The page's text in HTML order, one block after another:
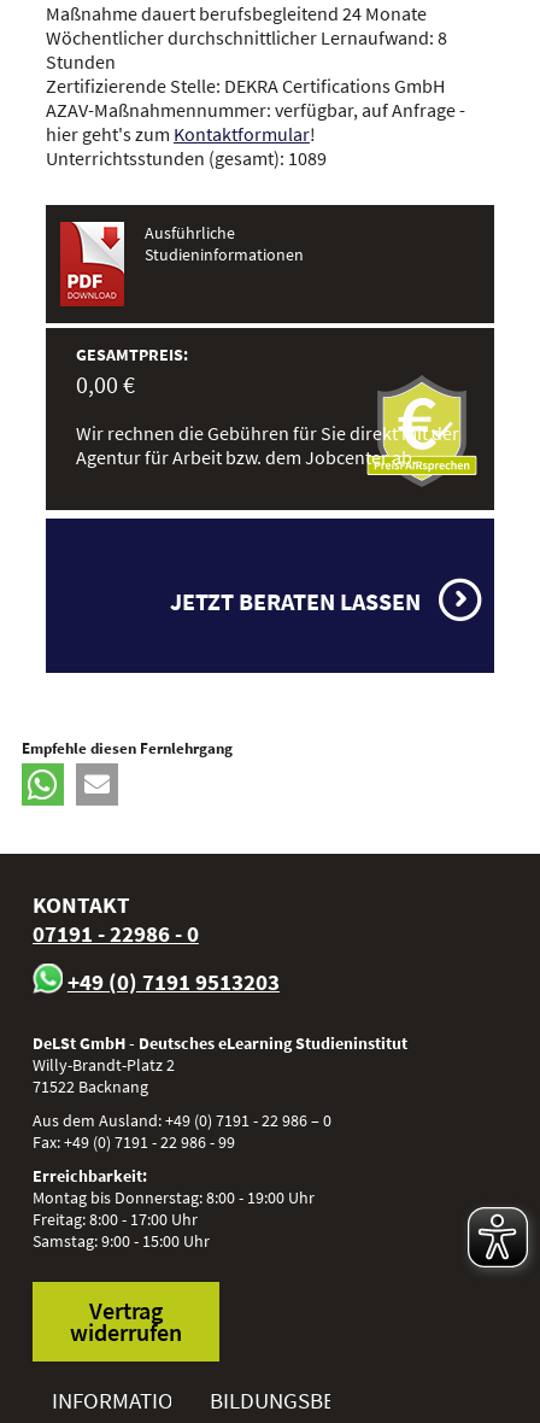
Maßnahme dauert berufsbegleitend 24 Monate
Wöchentlicher durchschnittlicher Lernaufwand: 8
Stunden
Zertifizierende Stelle: DEKRA Certifications GmbH
AZAV-Maßnahmennummer: verfügbar, auf Anfrage -
hier geht's zum Kontaktformular!
Unterrichtsstunden (gesamt): 1089
Ausführliche
Studieninformationen
GESAMTPREIS:
0,00 €
Wir rechnen die Gebühren für Sie direkt mit der
Agentur für Arbeit bzw. dem Jobcenter ab.
JETZT BERATEN LASSEN
Empfehle diesen Fernlehrgang
KONTAKT
07191 - 22986 - 0
+49 (0) 7191 9513203
DeLSt GmbH - Deutsches eLearning Studieninstitut
Willy-Brandt-Platz 2
71522 Backnang
Aus dem Ausland:+49 (0) 7191 - 22 986 – 0
Fax:+49 (0) 7191 - 22 986 - 99
Erreichbarkeit:
Montag bis Donnerstag: 8:00 - 19:00 Uhr
Freitag: 8:00 - 17:00 Uhr
Samstag: 9:00 - 15:00 Uhr
Vertrag
widerrufen
INFORMATIONENBILDUNGSBEREICHE